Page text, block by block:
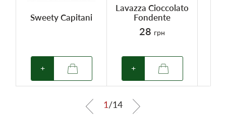
Sweety Capitani
+
Lavazza Cioccolato
Fondente
28 грн
+
1/14